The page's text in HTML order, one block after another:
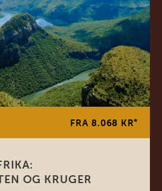
FRA 8.068 KR*
OG KRUGER